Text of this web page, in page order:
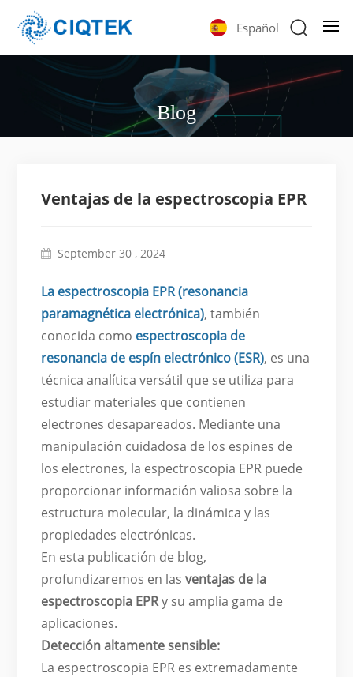
Español
Blog
Ventajas de la espectroscopia EPR
September 30 , 2024
La espectroscopia EPR (resonancia
paramagnética electrónica), también
conocida como espectroscopia de
resonancia de espín electrónico (ESR), es una
técnica analítica versátil que se utiliza para
estudiar materiales que contienen
electrones desapareados. Mediante una
manipulación cuidadosa de los espines de
los electrones, la espectroscopia EPR puede
proporcionar información valiosa sobre la
estructura molecular, la dinámica y las
propiedades electrónicas.
En esta publicación de blog,
profundizaremos en lasventajas de la
espectroscopia EPRy su amplia gama de
aplicaciones.
Detección altamente sensible:
La espectroscopia EPR es extremadamente